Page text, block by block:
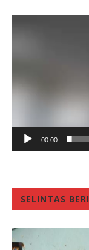
00:00
SELINTAS